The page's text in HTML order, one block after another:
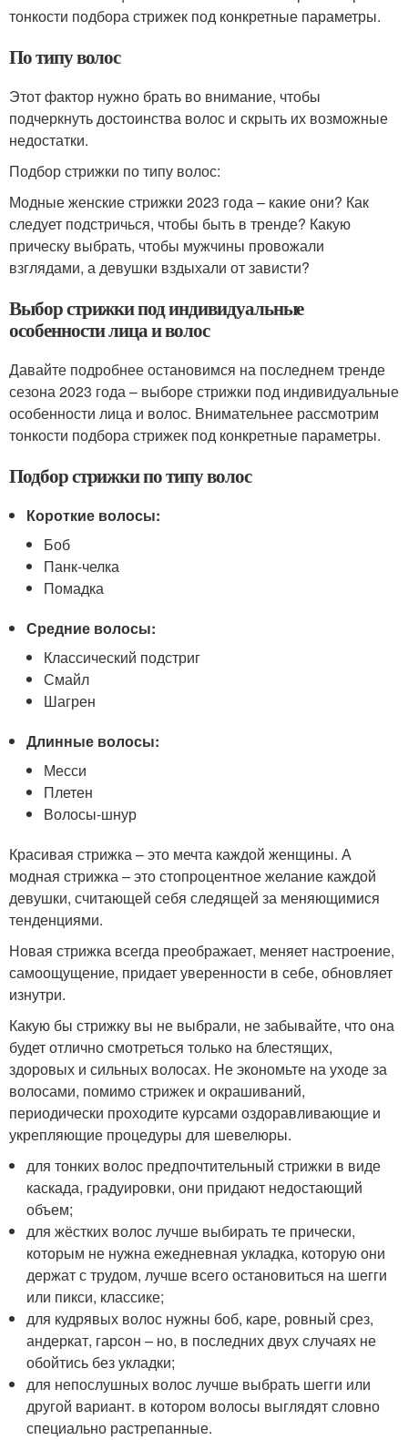
тонкости подбора стрижек под конкретные параметры.
По типу волос
Этот фактор нужно брать во внимание, чтобы
подчеркнуть достоинства волос и скрыть их возможные
недостатки.
Подбор стрижки по типу волос:
Модные женские стрижки 2023 года – какие они? Как
следует подстричься, чтобы быть в тренде? Какую
прическу выбрать, чтобы мужчины провожали
взглядами, а девушки вздыхали от зависти?
Выбор стрижки под индивидуальные
особенности лица и волос
Давайте подробнее остановимся на последнем тренде
сезона 2023 года – выборе стрижки под индивидуальные
особенности лица и волос. Внимательнее рассмотрим
тонкости подбора стрижек под конкретные параметры.
Подбор стрижки по типу волос
Короткие волосы:
Боб
Панк-челка
Помадка
Средние волосы:
Классический подстриг
Смайл
Шагрен
Длинные волосы:
Месси
Плетен
Волосы-шнур
Красивая стрижка – это мечта каждой женщины. А
модная стрижка – это стопроцентное желание каждой
девушки, считающей себя следящей за меняющимися
тенденциями.
Новая стрижка всегда преображает, меняет настроение,
самоощущение, придает уверенности в себе, обновляет
изнутри.
Какую бы стрижку вы не выбрали, не забывайте, что она
будет отлично смотреться только на блестящих,
здоровых и сильных волосах. Не экономьте на уходе за
волосами, помимо стрижек и окрашиваний,
периодически проходите курсами оздоравливающие и
укрепляющие процедуры для шевелюры.
для тонких волос предпочтительный стрижки в виде
каскада, градуировки, они придают недостающий
объем;
для жёстких волос лучше выбирать те прически,
которым не нужна ежедневная укладка, которую они
держат с трудом, лучше всего остановиться на шегги
или пикси, классике;
для кудрявых волос нужны боб, каре, ровный срез,
андеркат, гарсон – но, в последних двух случаях не
обойтись без укладки;
для непослушных волос лучше выбрать шегги или
другой вариант. в котором волосы выглядят словно
специально растрепанные.